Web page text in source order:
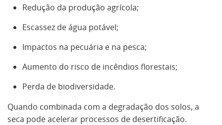
Redução da produção agrícola;
Escassez de água potável;
Impactos na pecuária e na pesca;
Aumento do risco de incêndios florestais;
Perda de biodiversidade.
Quando combinada com a degradação dos solos, a
seca pode acelerar processos de desertificação.